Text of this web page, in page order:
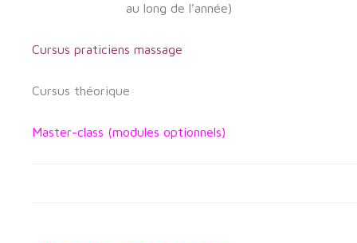
au long de l’année)
Cursus praticiens massage
Cursus théorique
Master-class (modules optionnels)